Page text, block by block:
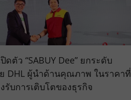
ดตัว “SABUY Dee” ยกระดับ
DHL ผู้นำด้านคุณภาพ ในราคาที่
รับการเติบโตของธุรกิจ